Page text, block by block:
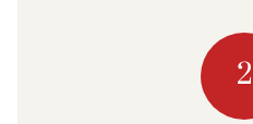
2